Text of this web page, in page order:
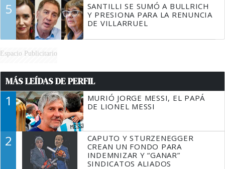
5
SANTILLI SE SUMÓ A BULLRICH
Y PRESIONA PARA LA RENUNCIA
DE VILLARRUEL
Espacio Publicitario
MÁS LEÍDAS DE PERFIL
1
MURIÓ JORGE MESSI, EL PAPÁ
DE LIONEL MESSI
2
CAPUTO Y STURZENEGGER
CREAN UN FONDO PARA
INDEMNIZAR Y “GANAR”
SINDICATOS ALIADOS